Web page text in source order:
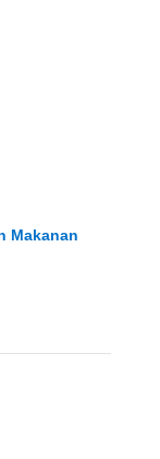
Makanan